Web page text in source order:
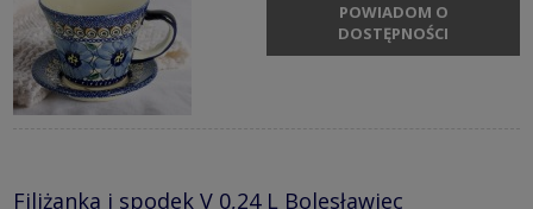
POWIADOM O
DOSTĘPNOŚCI
Filiżanka i spodek V 0,24 L Bolesławiec